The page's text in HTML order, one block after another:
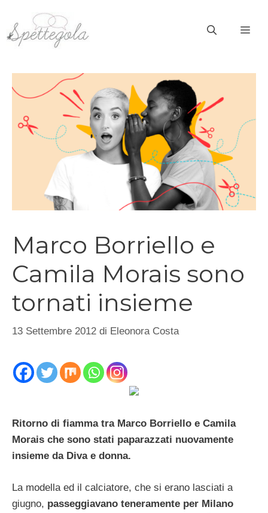
contenuto
Marco Borriello e
Camila Morais sono
tornati insieme
13 Settembre 2012 di Eleonora Costa
Ritorno di fiamma tra Marco Borriello e Camila
Morais che sono stati paparazzati nuovamente
insieme da Diva e donna.
La modella ed il calciatore, che si erano lasciati a
giugno, passeggiavano teneramente per Milano